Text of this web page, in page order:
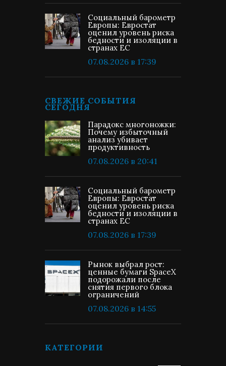
Социальный барометр
Европы: Евростат
оценил уровень риска
бедности и изоляции в
странах ЕС
07.08.2026 в 17:39
СВЕЖИЕ СОБЫТИЯ
СЕГОДНЯ
Парадокс многоножки:
Почему избыточный
анализ убивает
продуктивность
07.08.2026 в 20:41
Социальный барометр
Европы: Евростат
оценил уровень риска
бедности и изоляции в
странах ЕС
07.08.2026 в 17:39
Рынок выбрал рост:
ценные бумаги SpaceX
подорожали после
снятия первого блока
ограничений
07.08.2026 в 14:55
КАТЕГОРИИ